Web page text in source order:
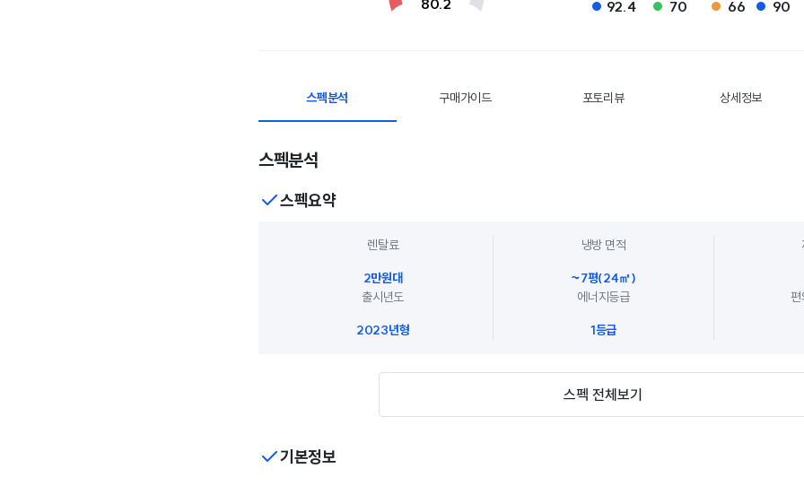
80.2 92.4 70 66 90
스펙분석 구매가이드 포토리뷰 상세정보
스펙분석
스펙요약
렌탈료
2만원대
냉방 면적
~7평(24㎡)
출시년도
2023년형
에너지등급
1등급
편
스펙 전체보기
기본정보